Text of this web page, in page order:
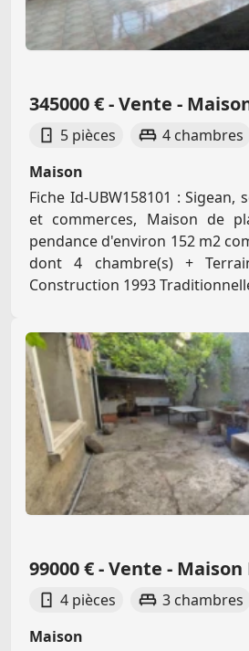
345000 € - Vente -
5 pièces 4 chambres
Maison
Fiche Id-UBW158101 : Sigean,
et commerces, Maison de
pendance d'environ 152 m2
dont 4 chambre(s) +
Construction 1993
99000 € - Vente -
4 pièces 3 chambres
Maison